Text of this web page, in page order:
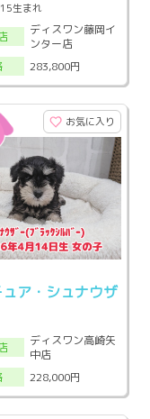
生まれ
ディスワン藤岡イ
ンター店
283,800円
お気に入り
ア・シュナウザ
ディスワン高崎矢
中店
228,000円